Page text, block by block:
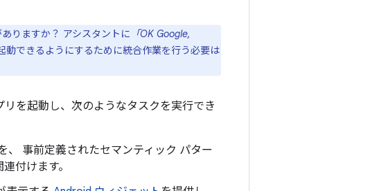
りますか？ アシスタントに 「OK Google,
動できるようにするために統合作業を行う必要は
を起動し、次のようなタスクを実行でき
、 事前定義されたセマンティック パター
付けます。